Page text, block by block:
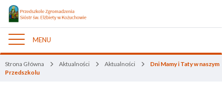
Nawigacja
MENU
Strona Główna Aktualności Aktualności
Dni Mamy i Taty w naszym
Przedszkolu